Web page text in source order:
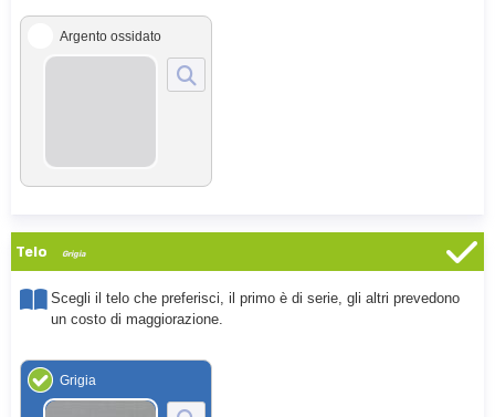
Argento ossidato
Telo Grigia
Scegli il telo che preferisci, il primo è di serie, gli altri prevedono
un costo di maggiorazione.
Grigia